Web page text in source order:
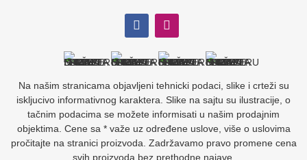
Na našim stranicama objavljeni tehnicki podaci, slike i crteži su
iskljucivo informativnog karaktera. Slike na sajtu su ilustracije, o
tačnim podacima se možete informisati u našim prodajnim
objektima. Cene sa * važe uz određene uslove, više o uslovima
pročitajte na stranici proizvoda. Zadržavamo pravo promene cena
svih proizvoda bez prethodne najave.